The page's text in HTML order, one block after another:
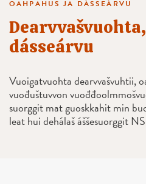
OAHPAHUS JA DÁSSEÁRVU
dásseárvu
Vuoigatvuohta dearvvašvuhtii,
vuođuštuvvon
suorggit mat guoskkahit min
leat hui dehálaš áššesuorggit